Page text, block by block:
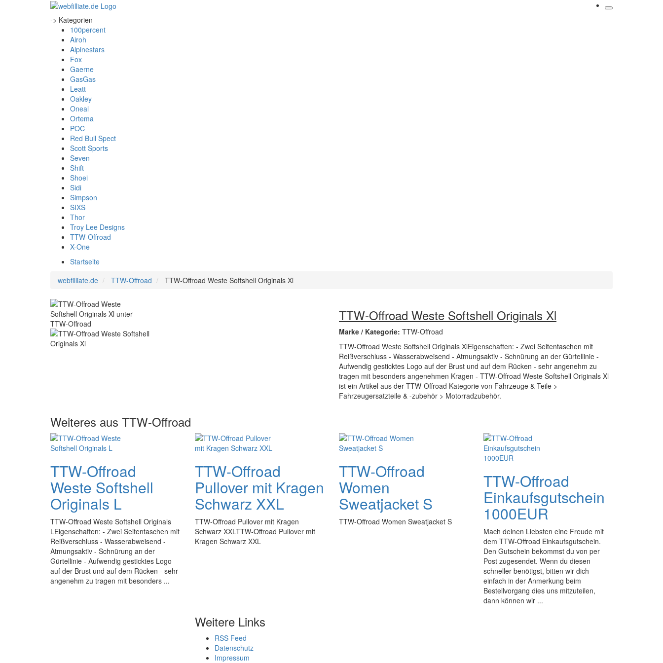
-> Kategorien
100percent
Airoh
Alpinestars
Fox
Gaerne
GasGas
Leatt
Oakley
Oneal
Ortema
POC
Red Bull Spect
Scott Sports
Seven
Shift
Shoei
Sidi
Simpson
SIXS
Thor
Troy Lee Designs
TTW-Offroad
X-One
Startseite
webfilliate.de
TTW-Offroad TTW-Offroad Weste Softshell Originals Xl
TTW-Offroad Weste Softshell Originals Xl
Marke / Kategorie: TTW-Offroad
TTW-Offroad Weste Softshell Originals XlEigenschaften: - Zwei Seitentaschen mit
Reißverschluss - Wasserabweisend - Atmungsaktiv - Schnürung an der Gürtellinie -
Aufwendig gesticktes Logo auf der Brust und auf dem Rücken - sehr angenehm zu
tragen mit besonders angenehmen Kragen - TTW-Offroad Weste Softshell Originals Xl
ist ein Artikel aus der TTW-Offroad Kategorie von Fahrzeuge & Teile >
Fahrzeugersatzteile & -zubehör > Motorradzubehör.
Weiteres aus TTW-Offroad
TTW-Offroad
Weste Softshell
Originals L
TTW-Offroad Weste Softshell Originals
LEigenschaften: - Zwei Seitentaschen mit
Reißverschluss - Wasserabweisend -
Atmungsaktiv - Schnürung an der
Gürtellinie - Aufwendig gesticktes Logo
auf der Brust und auf dem Rücken - sehr
angenehm zu tragen mit besonders ...
TTW-Offroad
Pullover mit Kragen
Schwarz XXL
TTW-Offroad Pullover mit Kragen
Schwarz XXLTTW-Offroad Pullover mit
Kragen Schwarz XXL
TTW-Offroad
Women
Sweatjacket S
TTW-Offroad Women Sweatjacket S
TTW-Offroad
Einkaufsgutschein
1000EUR
Mach deinen Liebsten eine Freude mit
dem TTW-Offroad Einkaufsgutschein.
Den Gutschein bekommst du von per
Post zugesendet. Wenn du diesen
schneller benötigst, bitten wir dich
einfach in der Anmerkung beim
Bestellvorgang dies uns mitzuteilen,
dann können wir ...
Weitere Links
RSS Feed
Datenschutz
Impressum